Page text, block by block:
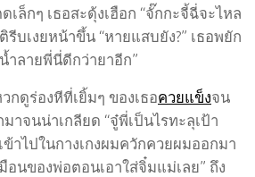
เล็กๆ เธอสะดุ้งเฮือก “จั๊กกะจี้ฉี่จะไหล
บเงยหน้าขึ้น “หายแสบยัง?” เธอพยัก
ำลายพี่นี่ดีกว่ายาอีก”
กดูร่องหีที่เยิ้มๆ ของเธอควยแข็งจน
าจนน่าเกลียด “จู๋พี่เป็นไรทะลุเป้า
ข้าไปในกางเกงผมควักควยผมออกมา
อนของพ่อตอนเอาใส่จิ๋มแม่เลย” ถึง